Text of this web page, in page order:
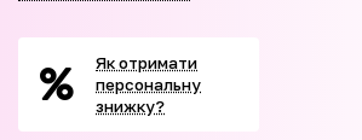
Як отримати
персональну
знижку?